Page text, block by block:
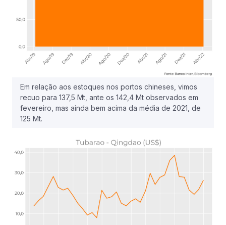
Em relação aos estoques nos portos chineses, vimos
recuo para 137,5 Mt, ante os 142,4 Mt observados em
fevereiro, mas ainda bem acima da média de 2021, de
125 Mt.